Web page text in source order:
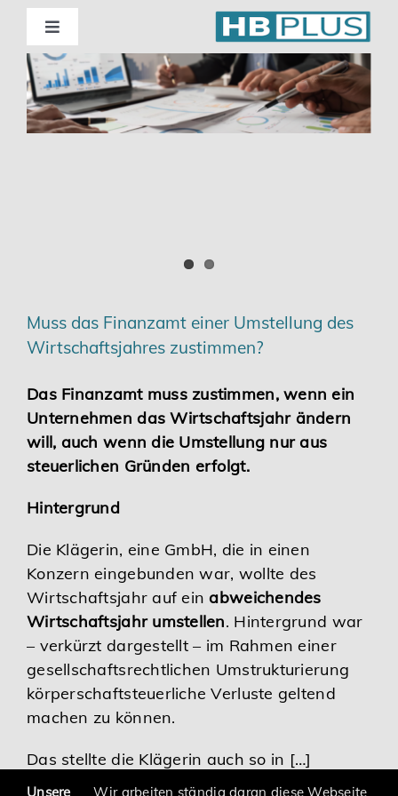
Skip
content
Toggle
Navigation
Standorte
Beratung
Karriere
Muss das Finanzamt einer Umstellung des
Wirtschaftsjahres zustimmen?
Das Finanzamt muss zustimmen, wenn ein
Unternehmen das Wirtschaftsjahr ändern
will, auch wenn die Umstellung nur aus
steuerlichen Gründen erfolgt.
Hintergrund
Die Klägerin, eine GmbH, die in einen
Konzern eingebunden war, wollte des
Wirtschaftsjahr auf einabweichendes
Wirtschaftsjahr umstellen. Hintergrund war
– verkürzt dargestellt – im Rahmen einer
gesellschaftsrechtlichen Umstrukturierung
körperschaftsteuerliche Verluste geltend
machen zu können.
Das stellte die Klägerin auch so in […]
Unsere Wir arbeiten ständig daran diese Webseite